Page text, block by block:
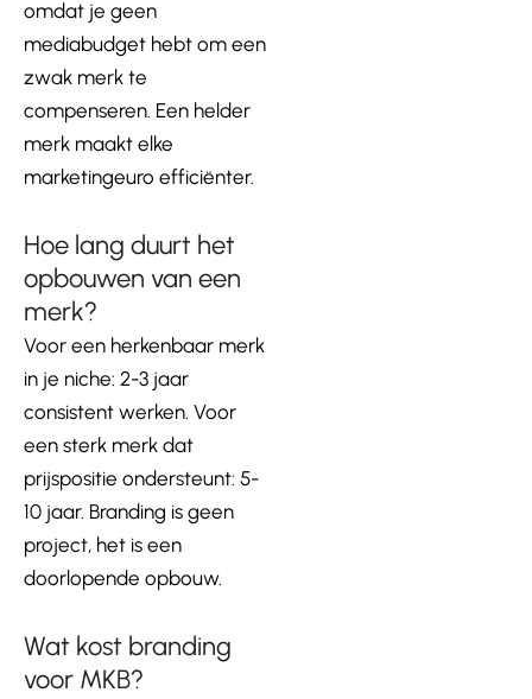
omdat je geen
mediabudget hebt om een
zwak merk te
compenseren. Een helder
merk maakt elke
marketingeuro efficiënter.
Hoe lang duurt het
opbouwen van een
merk?
Voor een herkenbaar merk
in je niche: 2-3 jaar
consistent werken. Voor
een sterk merk dat
prijspositie ondersteunt: 5-
10 jaar. Branding is geen
project, het is een
doorlopende opbouw.
Wat kost branding
voor MKB?